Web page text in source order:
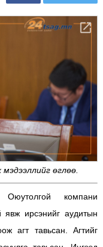
өглөө.
компани
явж ирсэнийг аудитын
агт тавьсан. Агтийг